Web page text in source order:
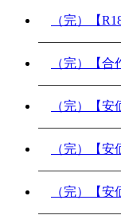
（完）【
（完）【
（完）【
（完）【
（完）【